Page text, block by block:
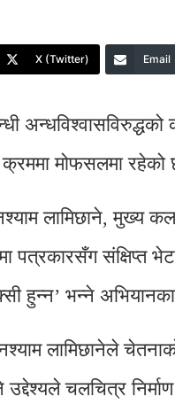
X (Twitter) Email
मोफसलमा रहेको
लामिछाने, मुख्य
पत्रकारसँग
हुन्न’ भन्ने
लामिछानेले
चलचित्र